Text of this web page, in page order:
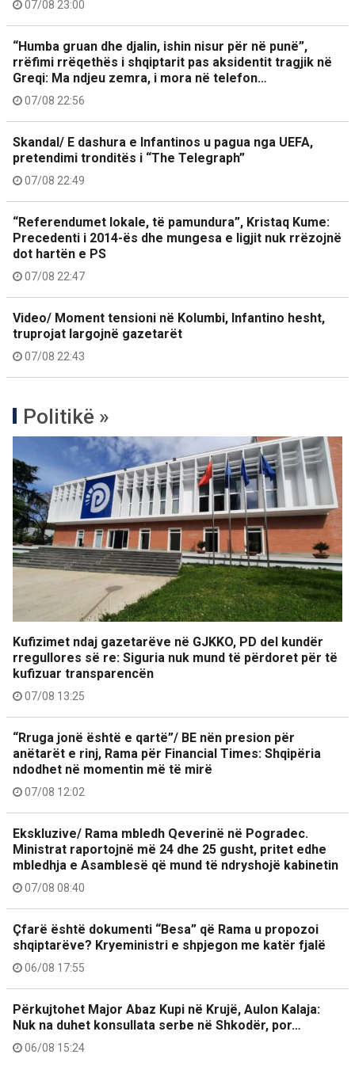
07/08 23:00
“Humba gruan dhe djalin, ishin nisur për në punë”,
rrëfimi rrëqethës i shqiptarit pas aksidentit tragjik në
Greqi: Ma ndjeu zemra, i mora në telefon…
07/08 22:56
Skandal/ E dashura e Infantinos u pagua nga UEFA,
pretendimi tronditës i “The Telegraph”
07/08 22:49
“Referendumet lokale, të pamundura”, Kristaq Kume:
Precedenti i 2014-ës dhe mungesa e ligjit nuk rrëzojnë
dot hartën e PS
07/08 22:47
Video/ Moment tensioni në Kolumbi, Infantino hesht,
truprojat largojnë gazetarët
07/08 22:43
Politikë »
Kufizimet ndaj gazetarëve në GJKKO, PD del kundër
rregullores së re: Siguria nuk mund të përdoret për të
kufizuar transparencën
07/08 13:25
“Rruga jonë është e qartë”/ BE nën presion për
anëtarët e rinj, Rama për Financial Times: Shqipëria
ndodhet në momentin më të mirë
07/08 12:02
Ekskluzive/ Rama mbledh Qeverinë në Pogradec.
Ministrat raportojnë më 24 dhe 25 gusht, pritet edhe
mbledhja e Asamblesë që mund të ndryshojë kabinetin
07/08 08:40
Çfarë është dokumenti “Besa” që Rama u propozoi
shqiptarëve? Kryeministri e shpjegon me katër fjalë
06/08 17:55
Përkujtohet Major Abaz Kupi në Krujë, Aulon Kalaja:
Nuk na duhet konsullata serbe në Shkodër, por…
06/08 15:24